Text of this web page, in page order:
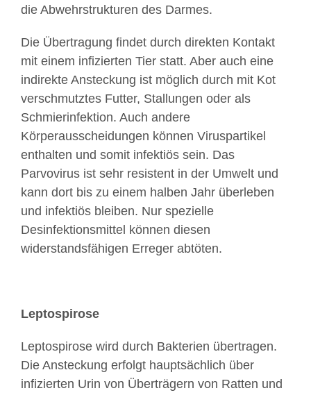
die Abwehrstrukturen des Darmes.
Die Übertragung findet durch direkten Kontakt
mit einem infizierten Tier statt. Aber auch eine
indirekte Ansteckung ist möglich durch mit Kot
verschmutztes Futter, Stallungen oder als
Schmierinfektion. Auch andere
Körperausscheidungen können Viruspartikel
enthalten und somit infektiös sein. Das
Parvovirus ist sehr resistent in der Umwelt und
kann dort bis zu einem halben Jahr überleben
und infektiös bleiben. Nur spezielle
Desinfektionsmittel können diesen
widerstandsfähigen Erreger abtöten.
Leptospirose
Leptospirose wird durch Bakterien übertragen.
Die Ansteckung erfolgt hauptsächlich über
infizierten Urin von Überträgern von Ratten und